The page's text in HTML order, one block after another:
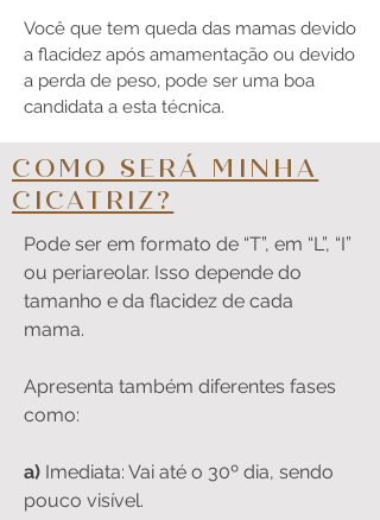
Você que tem queda das mamas devido
a flacidez após amamentação ou devido
a perda de peso, pode ser uma boa
candidata a esta técnica.
Pode ser em formato de “T”, em “L”, “I”
ou periareolar. Isso depende do
tamanho e da flacidez de cada
mama.
Apresenta também diferentes fases
como:
a) Imediata: Vai até o 30º dia, sendo
pouco visível.
COMO SERÁ MINHA
CICATRIZ?